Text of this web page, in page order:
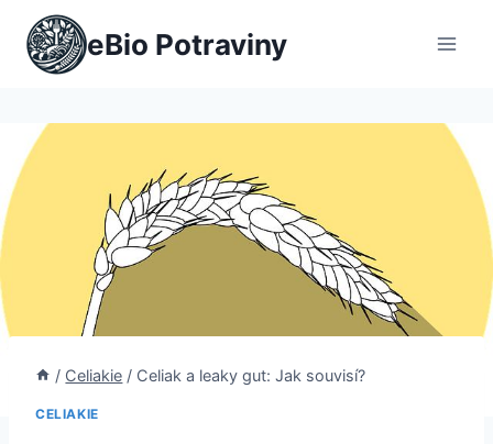
Přeskočit
obsah
eBio Potraviny
/ Celiakie / Celiak a leaky gut: Jak souvisí?
CELIAKIE